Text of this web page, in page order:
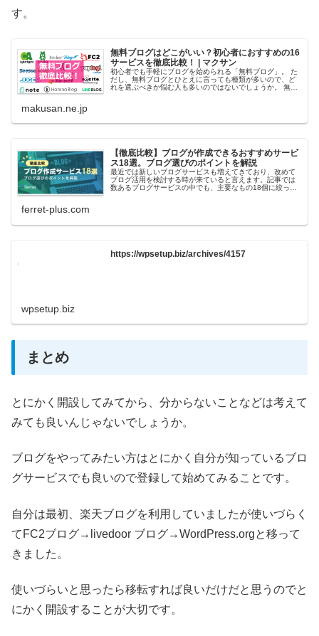
す。
無料ブログはどこがいい？初心者におすすめの16
サービスを徹底比較！ | マクサン
初心者でも手軽にブログを始められる「無料ブログ」。 た
だし、無料ブログとひとえに言っても種類が多いので、ど
れを選ぶべきか悩む人も多いのではないでしょうか。 無料
makusan.ne.jp
【徹底比較】ブログが作成できるおすすめサービ
ス18選。ブログ選びのポイントを解説
最近では新しいブログサービスも増えてきており、改めて
ブログ活用を検討する時が来ていると言えます。記事では
数あるブログサービスの中でも、主要なもの18個に絞って
ferret-plus.com
https://wpsetup.biz/archives/4157
wpsetup.biz
まとめ
とにかく開設してみてから、分からないことなどは考えて
みても良いんじゃないでしょうか。
ブログをやってみたい方はとにかく自分が知っているブロ
グサービスでも良いので登録して始めてみることです。
自分は最初、楽天ブログを利用していましたが使いづらく
てFC2ブログ→livedoor ブログ→WordPress.orgと移って
きました。
使いづらいと思ったら移転すれば良いだけだと思うのでと
にかく開設することが大切です。